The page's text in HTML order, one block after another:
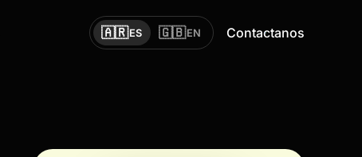
🇦🇷ES 🇬🇧EN Contactanos